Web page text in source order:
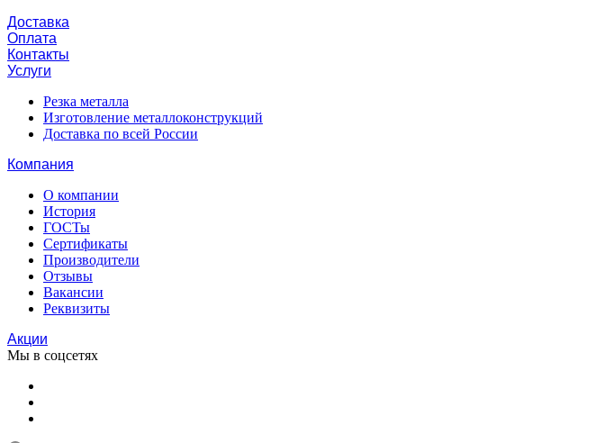
Доставка
Оплата
Контакты
Услуги
Резка металла
Изготовление металлоконструкций
Доставка по всей России
Компания
О компании
История
ГОСТы
Сертификаты
Производители
Отзывы
Вакансии
Реквизиты
Акции
Мы в соцсетях